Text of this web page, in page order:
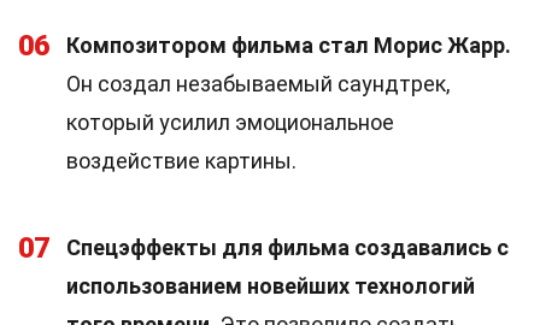
06
Композитором фильма стал Морис Жарр.
Он создал незабываемый саундтрек,
который усилил эмоциональное
воздействие картины.
07
Спецэффекты для фильма создавались с
использованием новейших технологий